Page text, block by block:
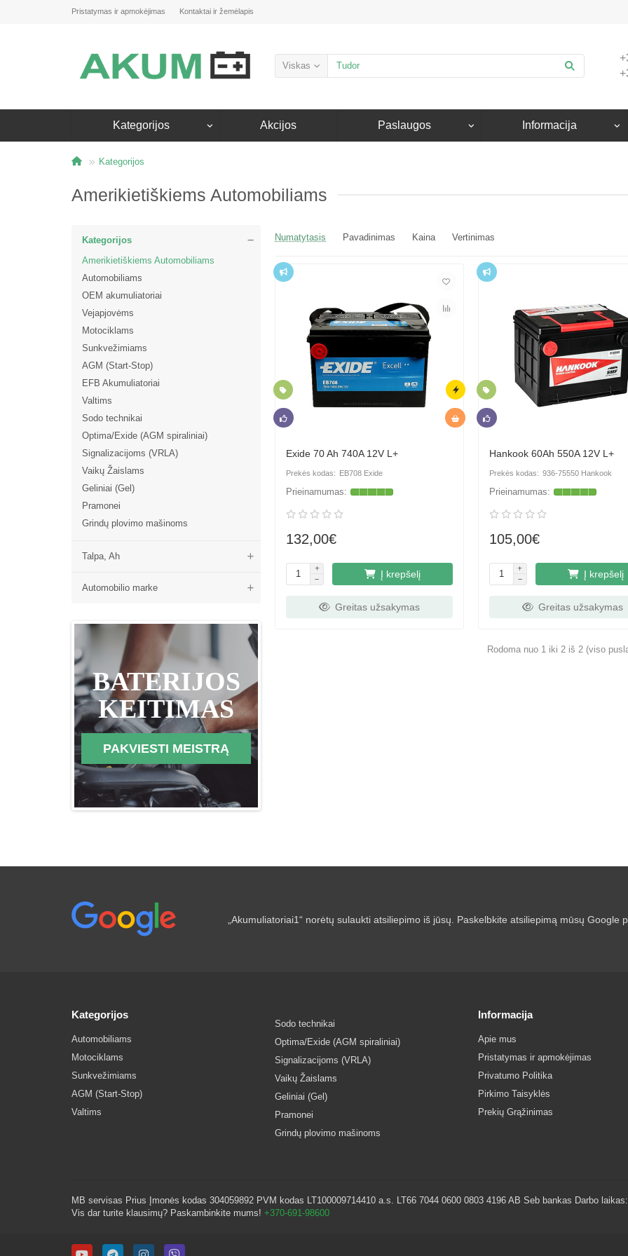
Pristatymas ir apmokėjimas Kontaktai ir žemėlapis
Viskas
Kategorijos Akcijos Paslaugos Informacija
Kategorijos
Amerikietiškiems Automobiliams
Kategorijos
Amerikietiškiems Automobiliams
Automobiliams
OEM akumuliatoriai
Vejapjovėms
Motociklams
Sunkvežimiams
AGM (Start-Stop)
EFB Akumuliatoriai
Valtims
Sodo technikai
Optima/Exide (AGM spiraliniai)
Signalizacijoms (VRLA)
Vaikų Žaislams
Geliniai (Gel)
Pramonei
Grindų plovimo mašinoms
Talpa, Ah
Automobilio marke
BATERIJOS
KEITIMAS
PAKVIESTI MEISTRĄ
Numatytasis Pavadinimas Kaina Vertinimas
Top
Skubus
Hit
Rekomenduojame
Naujiena
Exide 70 Ah 740A 12V L+
EB708 Exide
132,00€
Į krepšelį
Greitas užsakymas
Top
Rekomenduojame
Naujiena
Hankook 60Ah 550A 12V L+
936-75550 Hankook
105,00€
Į krepšelį
Greitas užsakymas
Rodoma nuo 1 iki 2 iš 2 (viso
„Akumuliatoriai1“ norėtų sulaukti atsiliepimo iš jūsų. Paskelbkite atsiliepimą mūsų Google
Kategorijos
Automobiliams
Motociklams
Sunkvežimiams
AGM (Start-Stop)
Valtims
Sodo technikai
Optima/Exide (AGM spiraliniai)
Signalizacijoms (VRLA)
Vaikų Žaislams
Geliniai (Gel)
Pramonei
Grindų plovimo mašinoms
Informacija
Apie mus
Pristatymas ir apmokėjimas
Privatumo Politika
Pirkimo Taisyklės
Prekių Grąžinimas
MB servisas Prius Įmonės kodas 304059892 PVM kodas LT100009714410 a.s. LT66 7044 0600 0803 4196 AB Seb bankas Darbo
Vis dar turite klausimų? Paskambinkite mums! +370-691-98600